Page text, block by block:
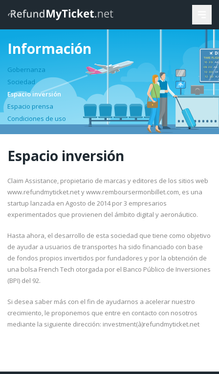
Información
Gobernanza
Sociedad
Espacio inversión
Espacio prensa
Condiciones de uso
Espacio inversión
Claim Assistance, propietario de marcas y editores de los sitios web
www.refundmyticket.net y www.remboursermonbillet.com, es una
startup lanzada en Agosto de 2014 por 3 empresarios
experimentados que provienen del ámbito digital y aeronáutico.
Hasta ahora, el desarrollo de esta sociedad que tiene como objetivo
de ayudar a usuarios de transportes ha sido financiado con base
de fondos propios invertidos por fundadores y por la obtención de
una bolsa French Tech otorgada por el Banco Público de Inversiones
(BPI) del 92.
Si desea saber más con el fin de ayudarnos a acelerar nuestro
crecimiento, le proponemos que entre en contacto con nosotros
mediante la siguiente dirección: investment(à)refundmyticket.net